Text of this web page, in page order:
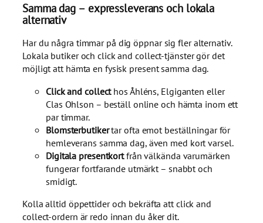
Samma dag – expressleverans och lokala
alternativ
Har du några timmar på dig öppnar sig fler alternativ.
Lokala butiker och click and collect-tjänster gör det
möjligt att hämta en fysisk present samma dag.
Click and collecthos Åhléns, Elgiganten eller
Clas Ohlson – beställ online och hämta inom ett
par timmar.
Blomsterbutikertar ofta emot beställningar för
hemleverans samma dag, även med kort varsel.
Digitala presentkortfrån välkända varumärken
fungerar fortfarande utmärkt – snabbt och
smidigt.
Kolla alltid öppettider och bekräfta att click and
collect-ordern är redo innan du åker dit.